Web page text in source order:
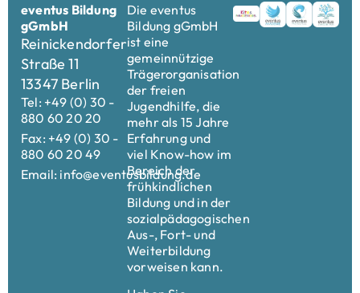
eventus Bildung
gGmbH
Reinickendorfer
Straße 11
13347 Berlin
Tel: +49 (0) 30 -
880 60 20 20
Fax: +49 (0) 30 -
880 60 20 49
Email: info@eventusbildung.de
Die eventus
Bildung gGmbH
ist eine
gemeinnützige
Trägerorganisation
der freien
Jugendhilfe, die
mehr als 15 Jahre
Erfahrung und
viel Know-how im
Bereich der
frühkindlichen
Bildung und in der
sozialpädagogischen
Aus-, Fort- und
Weiterbildung
vorweisen kann.